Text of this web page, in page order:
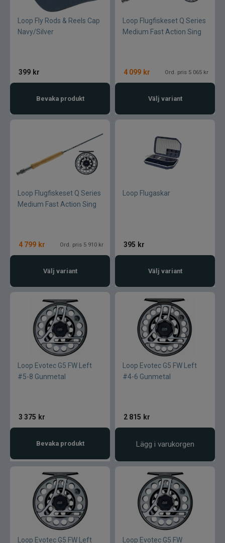
Loop Fly Rods & Reels Cap
Navy/Silver
399 kr
Bevaka produkt
Loop Flugfiskeset Q Series
Medium Fast Action Sing
4 099 kr Ord. pris 5 065 kr
Välj variant
Loop Flugfiskeset Q Series
Medium Fast Action Sing
4 799 kr Ord. pris 5 910 kr
Välj variant
Loop Flugaskar
395 kr
Välj variant
Loop Evotec G5 FW Left
#5-8 Gunmetal
3 375 kr
Bevaka produkt
Loop Evotec G5 FW Left
#4-6 Gunmetal
2 815 kr
Lägg i varukorgen
Loop Evotec G5 FW Left
Loop Evotec G5 FW